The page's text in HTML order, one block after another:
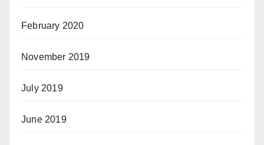
February 2020
November 2019
July 2019
June 2019